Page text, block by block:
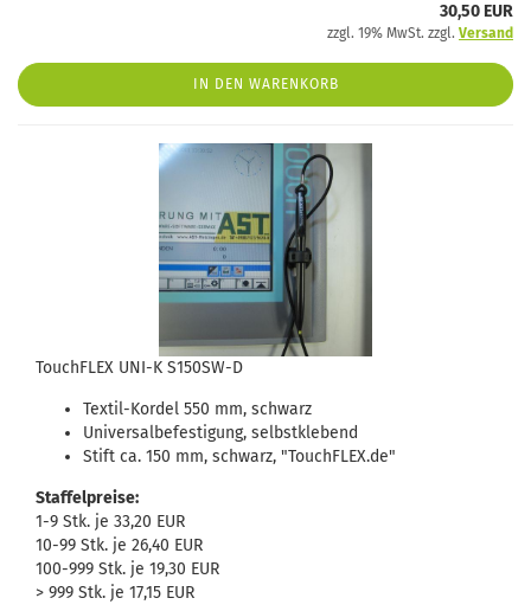
30,50 EUR
zzgl. 19% MwSt. zzgl. Versand
IN DEN WARENKORB
TouchFLEX UNI-K S150SW-D
Textil-Kordel 550 mm, schwarz
Universalbefestigung, selbstklebend
Stift ca. 150 mm, schwarz, "TouchFLEX.de"
Staffelpreise:
1-9 Stk. je 33,20 EUR
10-99 Stk. je 26,40 EUR
100-999 Stk. je 19,30 EUR
> 999 Stk. je 17,15 EUR